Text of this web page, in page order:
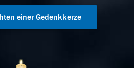
einer Gedenkkerze